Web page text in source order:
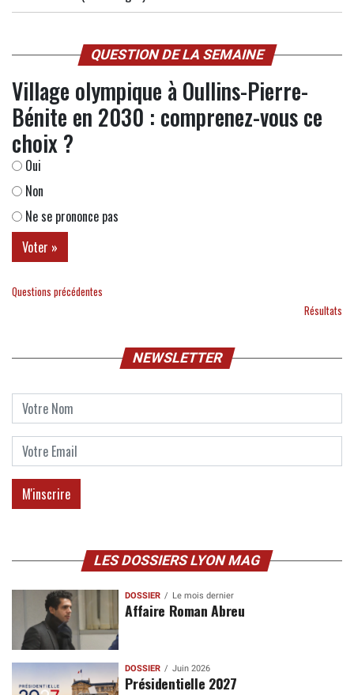
QUESTION DE LA SEMAINE
Village olympique à Oullins-Pierre-
Bénite en 2030 : comprenez-vous ce
choix ?
Oui
Non
Ne se prononce pas
Questions précédentes
Résultats
NEWSLETTER
LES DOSSIERS LYON MAG
DOSSIER Le mois dernier
Affaire Roman Abreu
DOSSIER Juin 2026
Présidentielle 2027